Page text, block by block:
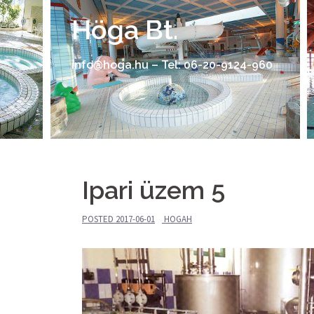
Skip
to
content
Höga Bt.
info@hoga.hu – Tel: 06-20-9124-960
Ipari üzem 5
POSTED 2017-06-01 HOGAH